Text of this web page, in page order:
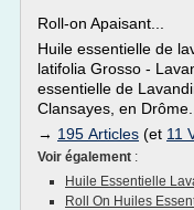
Roll-on Apaisant...
Huile essentielle de
latifolia Grosso -
essentielle de
Clansayes, en
→ 195 Articles (et 11
Voir également :
Huile Essentielle
Roll On Huiles